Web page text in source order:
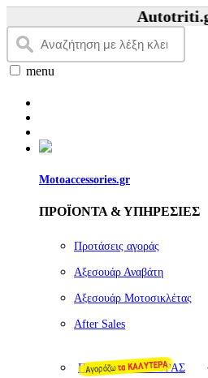
menu
Motoaccessories.gr
ΠΡΟΪΟΝΤΑ & ΥΠΗΡΕΣΙΕΣ
Προτάσεις αγοράς
Αξεσουάρ Αναβάτη
Αξεσουάρ Μοτοσικλέτας
Αfter Sales
ΠΡΟΤΑΣΕΙΣ ΑΓΟΡΑΣ